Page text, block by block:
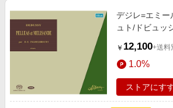
デジレ=エミー
ュト/ドビュッ
日 シャンゼリ
イヴ)＜タワー
[ATKSA1015]
￥ 12,100+送料
1.0%
ストアにす